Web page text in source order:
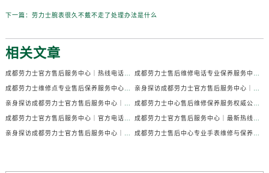
下一篇： 劳力士腕表很久不戴不走了处理办法是什么
相关文章